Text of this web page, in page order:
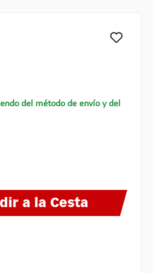
del método de envío y del
o usa los botones para aumentar o
a la Cesta